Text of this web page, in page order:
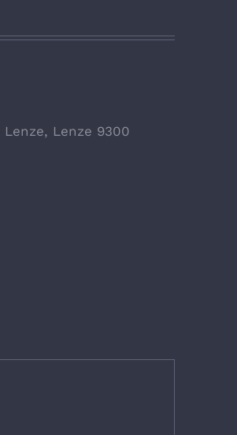
Lenze, Lenze 9300